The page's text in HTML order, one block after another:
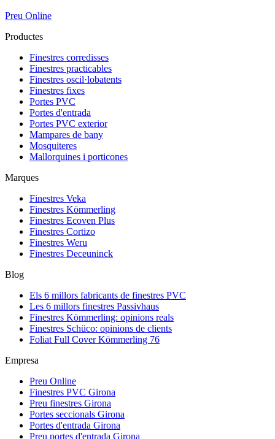
Preu Online
Productes
Finestres corredisses
Finestres practicables
Finestres oscil·lobatents
Finestres fixes
Portes PVC
Portes d'entrada
Portes PVC exterior
Mampares de bany
Mosquiteres
Mallorquines i porticones
Marques
Finestres Veka
Finestres Kömmerling
Finestres Ecoven Plus
Finestres Cortizo
Finestres Weru
Finestres Deceuninck
Blog
Els 6 millors fabricants de finestres PVC
Les 6 millors finestres Passivhaus
Finestres Kömmerling: opinions reals
Finestres Schüco: opinions de clients
Foliat Full Cover Kömmerling 76
Empresa
Preu Online
Finestres PVC Girona
Preu finestres Girona
Portes seccionals Girona
Portes d'entrada Girona
Preu portes d'entrada Girona